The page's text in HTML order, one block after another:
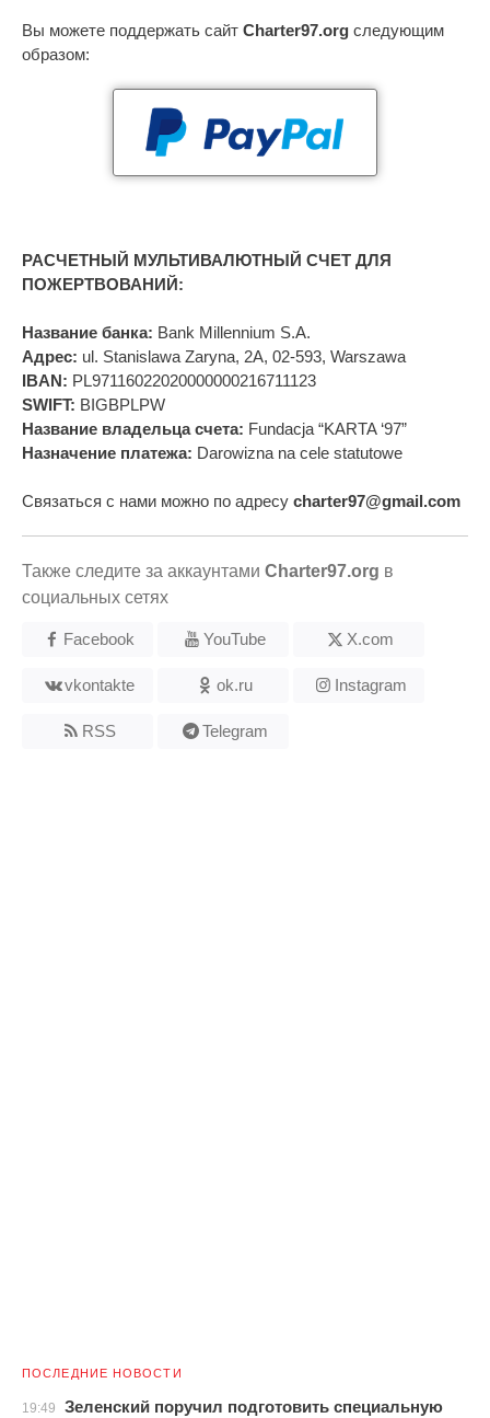
Вы можете поддержать сайт Charter97.org следующим
образом:
РАСЧЕТНЫЙ МУЛЬТИВАЛЮТНЫЙ СЧЕТ ДЛЯ
ПОЖЕРТВОВАНИЙ:
Название банка: Bank Millennium S.A.
Адрес: ul. Stanislawa Zaryna, 2A, 02-593, Warszawa
IBAN: PL97116022020000000216711123
SWIFT: BIGBPLPW
Название владельца счета: Fundacja “KARTA ‘97”
Назначение платежа: Darowizna na cele statutowe
Связаться с нами можно по адресу charter97@gmail.com
Также следите за аккаунтами Charter97.org в
социальных сетях
Facebook YouTube X.com
vkontakte ok.ru Instagram
RSS Telegram
ПОСЛЕДНИЕ НОВОСТИ
19:49
Зеленский поручил подготовить специальную